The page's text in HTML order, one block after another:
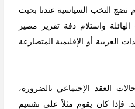
نضج النخب السياسية عندنا بحيث
واستلام دفة تقرير مصير
الغربية أو الإقليمية المتصارعة
العقد الإجتماعي بالضرورة،
فإذا كان يقوم مثلاً على تقسيم